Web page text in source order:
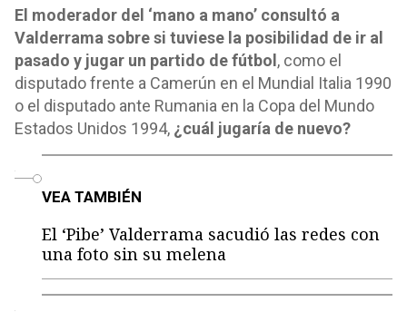
El moderador del ‘mano a mano’ consultó a
Valderrama sobre si tuviese la posibilidad de ir al
pasado y jugar un partido de fútbol , como el
disputado frente a Camerún en el Mundial Italia 1990
o el disputado ante Rumania en la Copa del Mundo
Estados Unidos 1994, ¿cuál jugaría de nuevo?
VEA TAMBIÉN
El ‘Pibe’ Valderrama sacudió las redes con
una foto sin su melena